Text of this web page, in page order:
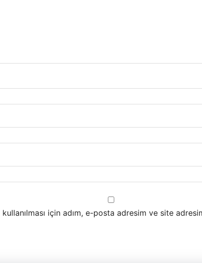
için adım, e-posta adresim ve site